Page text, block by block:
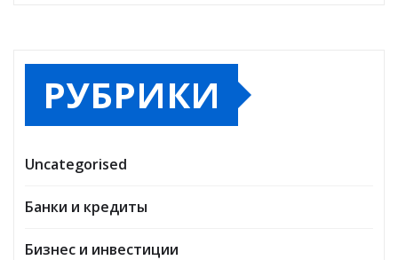
РУБРИКИ
Uncategorised
Банки и кредиты
Бизнес и инвестиции